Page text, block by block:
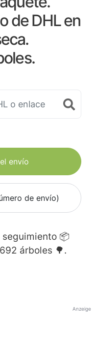
de DHL en
envío
de envío)
seguimiento 📦
árboles 🌳.
Anzeige